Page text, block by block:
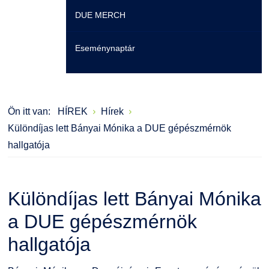
Moodle
Átjelentkezőknek
Karrier
Hallgatókra érvényes szabályzatok
Ösztöndíjak
Könyvtár
Szakmentori rendszer
Felnőttképzés
Neptun
Moodle
Családbarát Szolgáltató
Dokumentumok
Érdekvédelmi testületek
Szervezeti felépítés
Szabályzatok
Díjak, elismerések
Minőségirányítás
Intézményi és Tanulmányi Tájékoztató
DUE MERCH
Eseménynaptár
Ön itt van: HÍREK
Hírek
Különdíjas lett Bányai Mónika a DUE gépészmérnök
hallgatója
Különdíjas lett Bányai Mónika
a DUE gépészmérnök
hallgatója